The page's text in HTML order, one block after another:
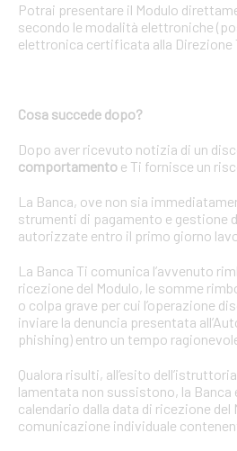
Potrai presentare il Modulo
secondo le modalità elettroniche
elettronica certificata alla Direzione
Cosa succede dopo?
Dopo aver ricevuto notizia di un
comportamento e Ti fornisce un
La Banca, ove non sia
strumenti di pagamento e gestione
autorizzate entro il primo giorno
La Banca Ti comunica l’avvenuto
ricezione del Modulo, le somme
o colpa grave per cui l’operazione
inviare la denuncia presentata
phishing) entro un tempo
Qualora risulti, all’esito
lamentata non sussistono, la
calendario dalla data di ricezione
comunicazione individuale